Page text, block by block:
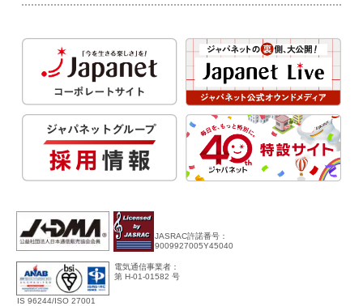
JASRAC許諾番号：
9009927005Y45040
IS 96244/ISO 27001
電気通信事業者：
第 H-01-01582 号